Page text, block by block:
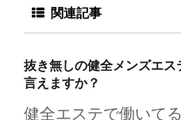
関連記事
抜き無しの健全メンズエ
言えますか？
健全エステで働いて